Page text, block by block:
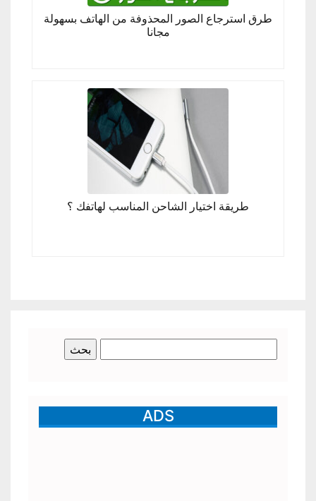
طرق استرجاع الصور المحذوفة من الهاتف بسهولة
مجانا
طريقة اختيار الشاحن المناسب لهاتفك ؟
عن:
ADS